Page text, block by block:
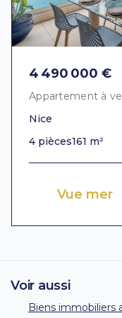
4 490 000 €
Appartement à
Nice
4 pièces161 m²
Vue mer
Voir aussi
Biens immobiliers